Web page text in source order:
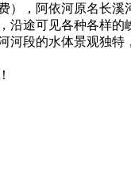
），阿依河原名长溪
沿途可见各种各样的
河段的水体景观独特